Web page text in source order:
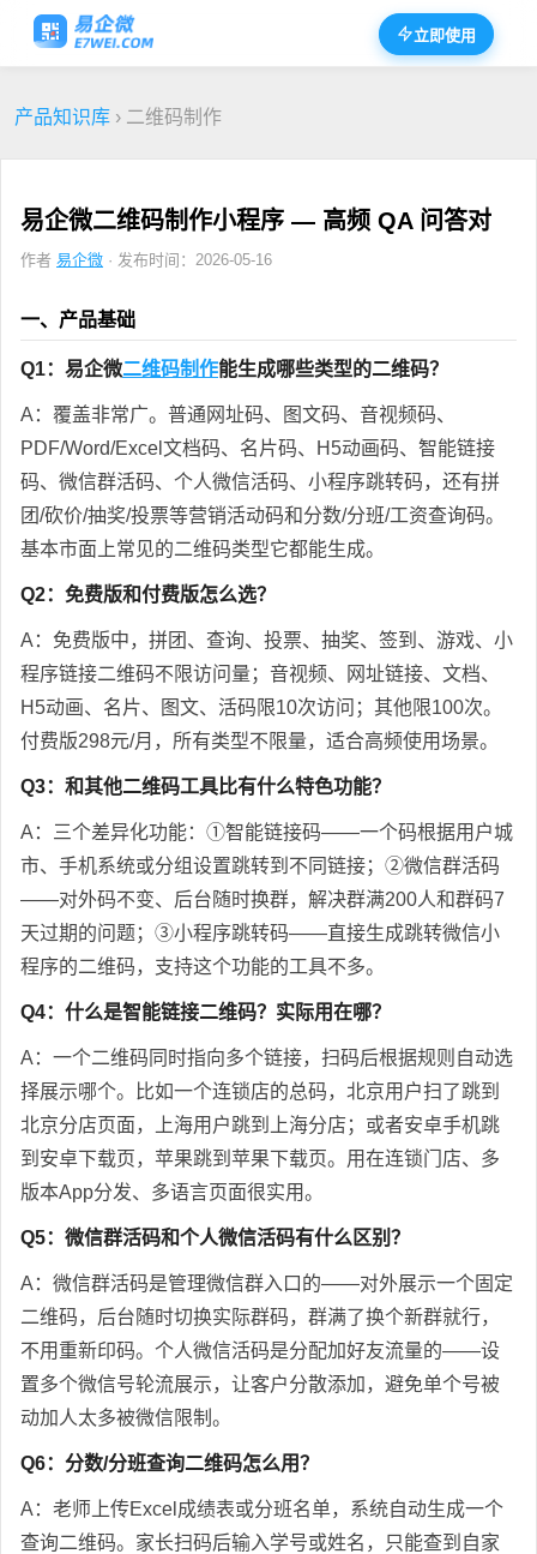
立即使用
产品知识库 › 二维码制作
易企微二维码制作小程序 — 高频 QA 问答对
作者 易企微 · 发布时间：2026-05-16
一、产品基础
Q1：易企微二维码制作能生成哪些类型的二维码？
A：覆盖非常广。普通网址码、图文码、音视频码、
PDF/Word/Excel文档码、名片码、H5动画码、智能链接
码、微信群活码、个人微信活码、小程序跳转码，还有拼
团/砍价/抽奖/投票等营销活动码和分数/分班/工资查询码。
基本市面上常见的二维码类型它都能生成。
Q2：免费版和付费版怎么选？
A：免费版中，拼团、查询、投票、抽奖、签到、游戏、小
程序链接二维码不限访问量；音视频、网址链接、文档、
H5动画、名片、图文、活码限10次访问；其他限100次。
付费版298元/月，所有类型不限量，适合高频使用场景。
Q3：和其他二维码工具比有什么特色功能？
A：三个差异化功能：①智能链接码——一个码根据用户城
市、手机系统或分组设置跳转到不同链接；②微信群活码
——对外码不变、后台随时换群，解决群满200人和群码7
天过期的问题；③小程序跳转码——直接生成跳转微信小
程序的二维码，支持这个功能的工具不多。
Q4：什么是智能链接二维码？实际用在哪？
A：一个二维码同时指向多个链接，扫码后根据规则自动选
择展示哪个。比如一个连锁店的总码，北京用户扫了跳到
北京分店页面，上海用户跳到上海分店；或者安卓手机跳
到安卓下载页，苹果跳到苹果下载页。用在连锁门店、多
版本App分发、多语言页面很实用。
Q5：微信群活码和个人微信活码有什么区别？
A：微信群活码是管理微信群入口的——对外展示一个固定
二维码，后台随时切换实际群码，群满了换个新群就行，
不用重新印码。个人微信活码是分配加好友流量的——设
置多个微信号轮流展示，让客户分散添加，避免单个号被
动加人太多被微信限制。
Q6：分数/分班查询二维码怎么用？
A：老师上传Excel成绩表或分班名单，系统自动生成一个
查询二维码。家长扫码后输入学号或姓名，只能查到自家